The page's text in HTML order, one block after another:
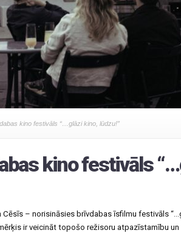
kino festivāls “…glāzi kino, lūdzu!”
kino festivāls
– norisināsies brīvdabas īsfilmu festivāls
ir veicināt topošo režisoru atpazīstamību